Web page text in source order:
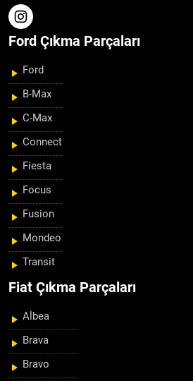
Ford Çıkma Parçaları
Ford
B-Max
C-Max
Connect
Fiesta
Focus
Fusion
Mondeo
Transit
Fiat Çıkma Parçaları
Albea
Brava
Bravo